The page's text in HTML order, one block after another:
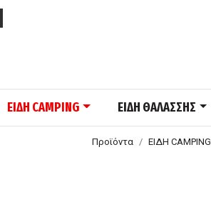
ΕΙΔΗ CAMPING ΕΙΔΗ ΘΑΛΑΣΣΗΣ
Προϊόντα ΕΙΔΗ CAMPING